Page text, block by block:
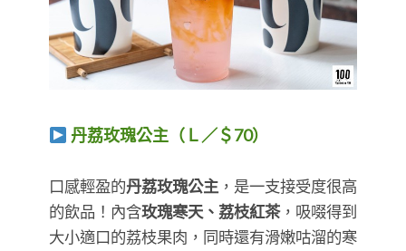
丹荔玫瑰公主（Ｌ／＄70）
​​​​​​​口感輕盈的丹荔玫瑰公主 ，是一支接受度很高
的飲品！內含玫瑰寒天、荔枝紅茶，吸啜得到
大小適口的荔枝果肉，同時還有滑嫩咕溜的寒